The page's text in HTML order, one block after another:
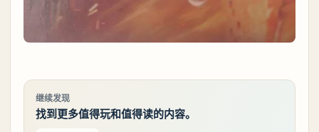
继续发现
找到更多值得玩和值得读的内容。